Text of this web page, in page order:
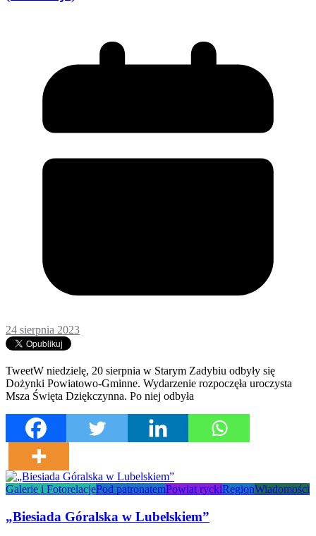
24 sierpnia 2023
TweetW niedzielę, 20 sierpnia w Starym Zadybiu odbyły się
Dożynki Powiatowo-Gminne. Wydarzenie rozpoczęła uroczysta
Msza Święta Dziękczynna. Po niej odbyła
Galerie i FotorelacjePod patronatemPowiat ryckiRegionWiadomości
„Biesiada Góralska w Lubelskiem”